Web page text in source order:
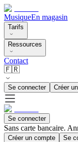
MusiqueEn magasin
Tarifs
Ressources
Contact
🇫🇷
Se connecter Créer
Se connecter
Sans carte bancaire.
Créer un compte Se